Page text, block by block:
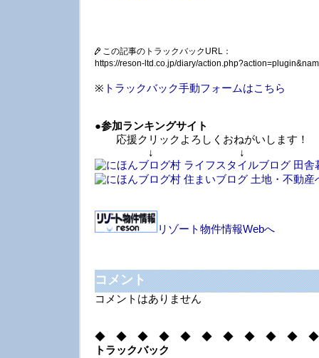
この記事のトラックバックURL：
https://reson-ltd.co.jp/diary/
※ トラックバック手動フォームはこちら
●参加ランキングサイト
応援クリックよろしくおねがいします！
↓ ↓
リゾート物件情報Webへ
コメント
コメントはありません
◆ ◆ ◆ ◆ ◆ ◆ ◆ ◆ ◆ ◆
トラックバック